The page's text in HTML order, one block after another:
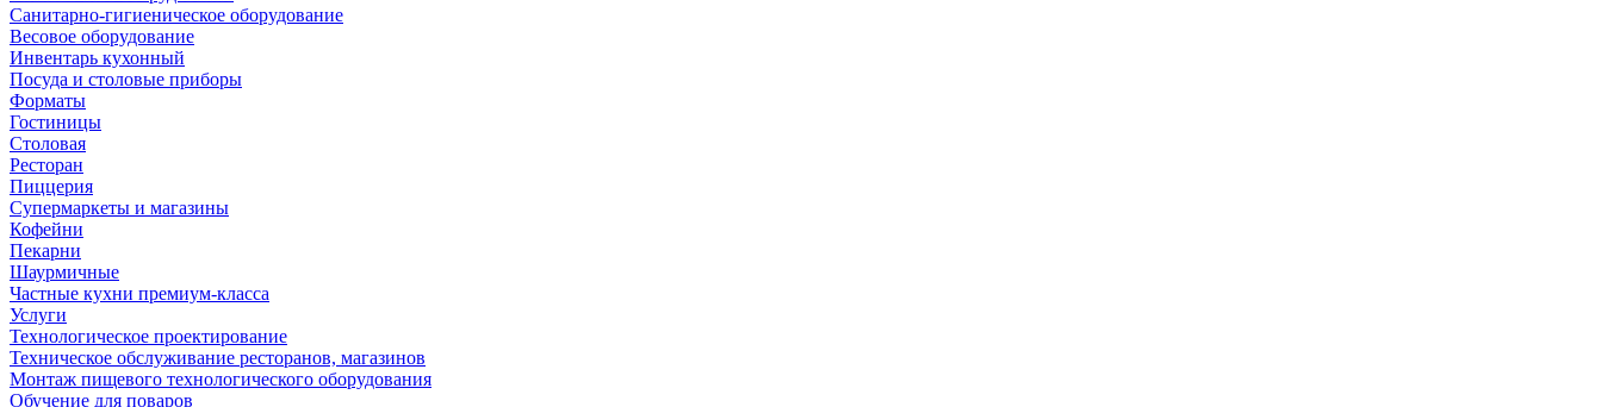
Санитарно-гигиеническое оборудование
Весовое оборудование
Инвентарь кухонный
Посуда и столовые приборы
Форматы
Гостиницы
Столовая
Ресторан
Пиццерия
Супермаркеты и магазины
Кофейни
Пекарни
Шаурмичные
Частные кухни премиум-класса
Услуги
Технологическое проектирование
Техническое обслуживание ресторанов, магазинов
Монтаж пищевого технологического оборудования
Обучение для поваров